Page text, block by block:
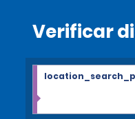
Verificar